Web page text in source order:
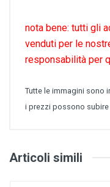
nota bene: tutti gli
venduti per le
responsabilità per
Tutte le immagini sono
i prezzi possono
Articoli simili